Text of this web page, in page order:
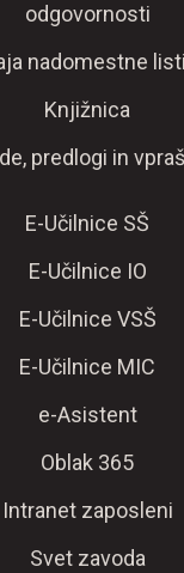
odgovornosti
nadomestne
Knjižnica
predlogi in
E-Učilnice SŠ
E-Učilnice IO
E-Učilnice VSŠ
E-Učilnice MIC
e-Asistent
Oblak 365
Intranet zaposleni
Svet zavoda